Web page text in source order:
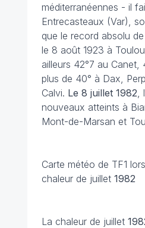
méditerranéennes - il
Entrecasteaux (Var),
que le record absolu
le 8 août 1923 à
ailleurs 42°7 au
plus de 40° à Dax,
Calvi. Le 8 juillet 1982
nouveaux atteints à
Mont-de-Marsan et
Carte météo de TF1
chaleur de juillet 1982
La chaleur de juillet